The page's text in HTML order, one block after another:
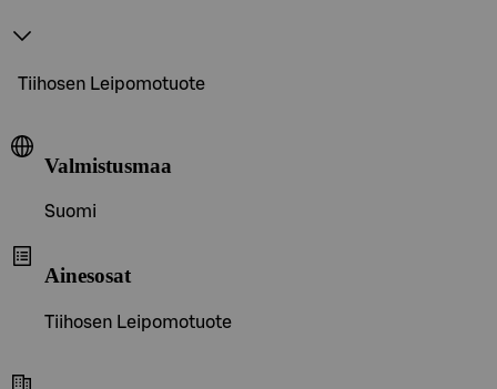
Tiihosen Leipomotuote
Valmistusmaa
Suomi
Ainesosat
Tiihosen Leipomotuote